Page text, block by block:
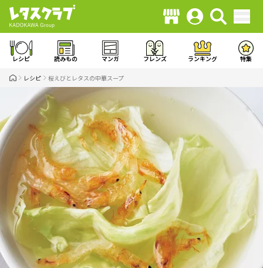
レシピ 読みもの マンガ フレンズ ランキング 特集
レシピ 桜えびとレタスの中華スープ